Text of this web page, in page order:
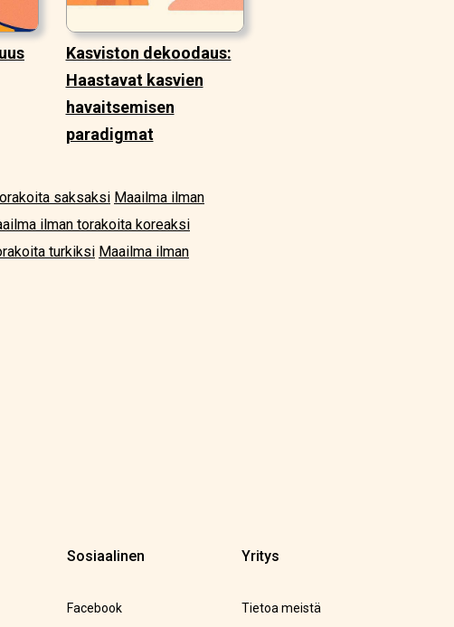
Kasviston dekoodaus:
Haastavat kasvien
havaitsemisen
paradigmat
saksaksi Maailma ilman
ilman torakoita koreaksi
turkiksi Maailma ilman
Sosiaalinen
Facebook
Yritys
Tietoa meistä